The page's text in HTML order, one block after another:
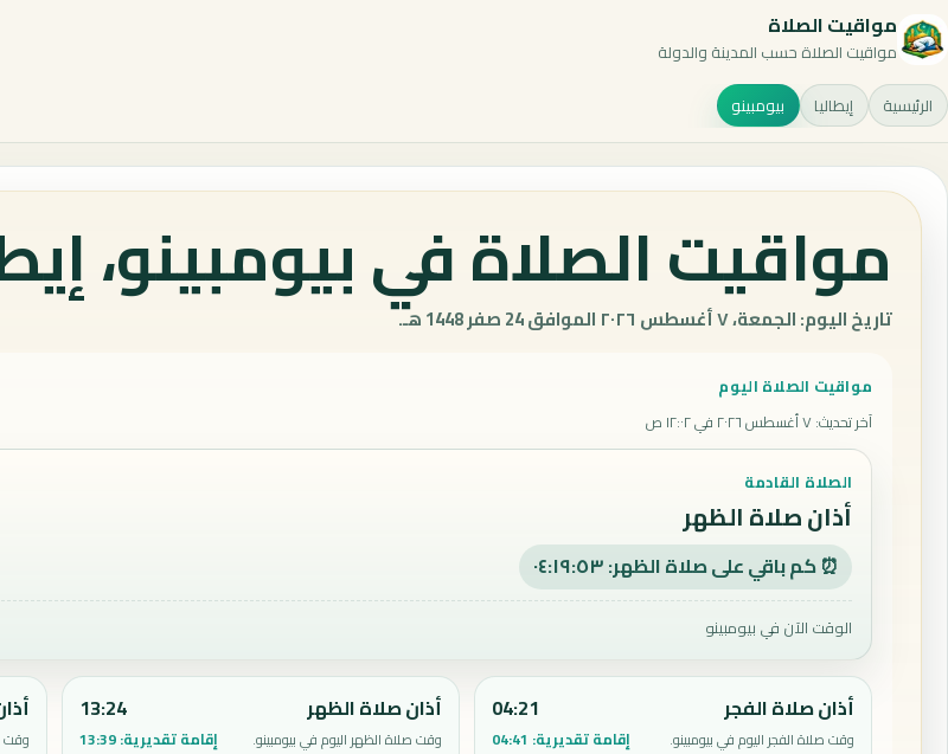
مواقيت الصلاة
مواقيت الصلاة حسب المدينة والدولة
الرئيسية إيطاليا بيومبينو
مواقيت الصلاة في بيومبينو،
تاريخ اليوم: الجمعة، ٧ أغسطس ٢٠٢٦ الموافق 24 صفر 1448 هـ.
مواقيت الصلاة اليوم
آخر تحديث:٧ أغسطس ٢٠٢٦ في ١٢:٠٢ ص
الصلاة القادمة
أذان صلاة الظهر
⏰ كم باقي على صلاة الظهر: ٠٤:١٩:٥٢
الوقت الآن في بيومبينو
أذان صلاة الفجر
وقت صلاة الفجر اليوم في بيومبينو.
04:21
إقامة تقديرية: 04:41
أذان صلاة الظهر
وقت صلاة الظهر اليوم في بيومبينو.
13:24
إقامة تقديرية:13:39 وقت